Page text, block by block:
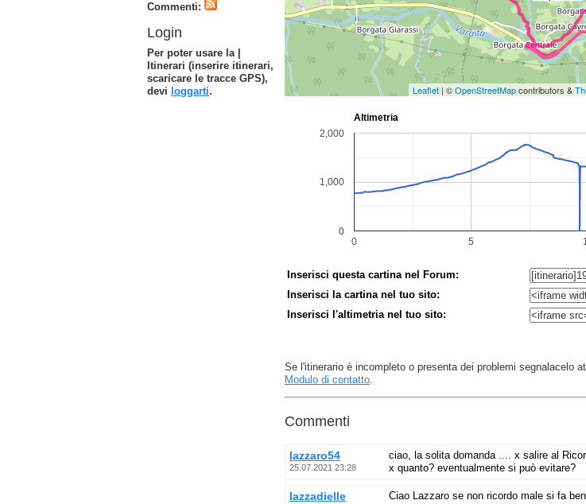
Leaflet | ©OpenStreetMapcontributors &
Inserisci questa cartina nel Forum:
Inserisci la cartina nel tuo sito:
Inserisci l'altimetria nel tuo sito:
Se l'itinerario è incompleto o presenta dei problemi segnalacelo
Modulo di contatto.
Commenti
lazzaro54
25.07.2021 23:28
ciao, la solita domanda .... x salire al
x quanto? eventualmente si può evitare?
lazzadielle
Ciao Lazzaro se non ricordo male si fa
Commenti:
Login
Per poter usare la |
Itinerari (inserire itinerari,
scaricare le tracce GPS),
devi loggarti.